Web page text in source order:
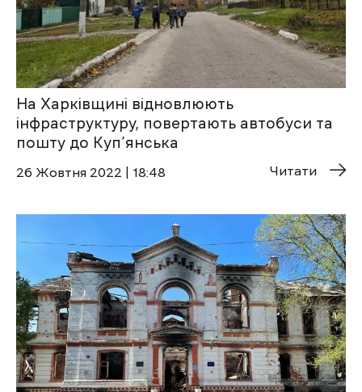
На Харківщині відновлюють
інфраструктуру, повертають автобуси та
пошту до Куп’янська
26 Жовтня 2022 | 18:48 Читати